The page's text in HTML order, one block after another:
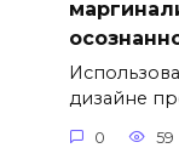
дизайне
0 59